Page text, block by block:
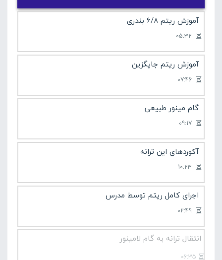
آموزش ریتم 6/8 بندری
آموزش ریتم جایگزین
گام مینور طبیعی
آکوردهای این ترانه
اجرای کامل ریتم توسط مدرس
انتقال ترانه به گام لامینور
06:35